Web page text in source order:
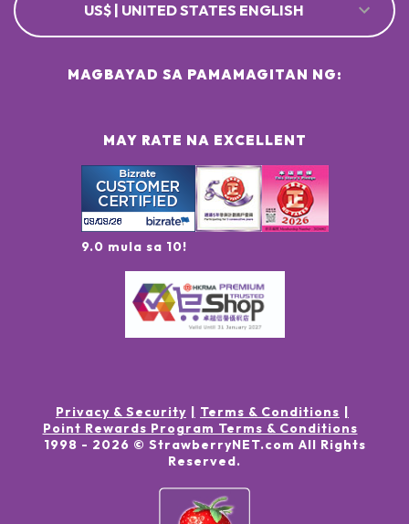
US$ | UNITED STATES ENGLISH
MAY RATE NA EXCELLENT
9.0 mula sa 10!
MAGBAYAD SA PAMAMAGITAN NG:
Privacy & Security
Terms & Conditions
Point Rewards Program Terms & Conditions
1998 - 2026 © StrawberryNET.com All Rights
Reserved.